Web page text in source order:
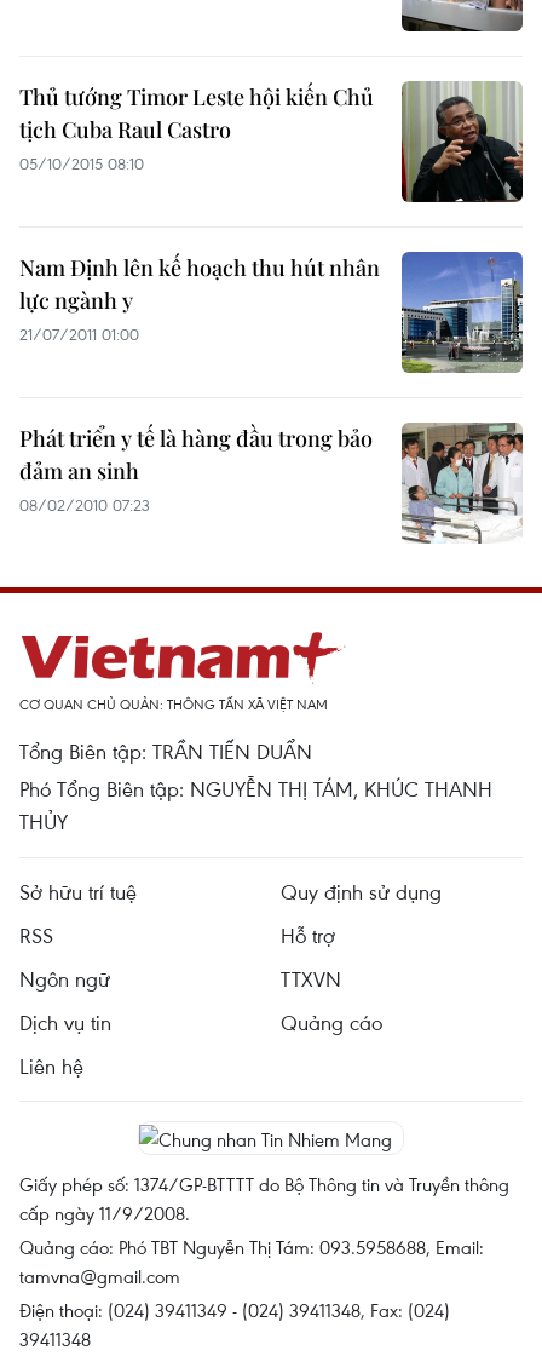
Thủ tướng Timor Leste hội kiến Chủ
tịch Cuba Raul Castro
05/10/2015 08:10
Nam Định lên kế hoạch thu hút nhân
lực ngành y
21/07/2011 01:00
Phát triển y tế là hàng đầu trong bảo
đảm an sinh
08/02/2010 07:23
CƠ QUAN CHỦ QUẢN: THÔNG TẤN XÃ VIỆT NAM
Tổng Biên tập: TRẦN TIẾN DUẨN
Phó Tổng Biên tập: NGUYỄN THỊ TÁM, KHÚC THANH
THỦY
Sở hữu trí tuệ
Quy định sử dụng
RSS
Hỗ trợ
Ngôn ngữ
TTXVN
Dịch vụ tin
Quảng cáo
Liên hệ
Giấy phép số: 1374/GP-BTTTT do Bộ Thông tin và Truyền thông
cấp ngày 11/9/2008.
Quảng cáo: Phó TBT Nguyễn Thị Tám: 093.5958688, Email:
tamvna@gmail.com
Điện thoại: (024) 39411349 - (024) 39411348, Fax: (024)
39411348